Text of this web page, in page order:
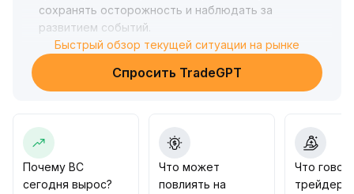
сохранять осторожность и наблюдать за
развитием событий
Только при существенном увеличении объема
торгов и подтверждении пробоя ключевых
технических индикаторов, таких как MACD, можно
(ориентировочный диапазон $X-Y) следует
сократить рисковую экспозицию и внимательно
отслеживать движение капитала и изменения
настроений рынка
Быстрый обзор текущей ситуации на рынке
Спросить TradeGPT
Почему BC
сегодня вырос?
Что может
повлиять на
Что
трейдеры